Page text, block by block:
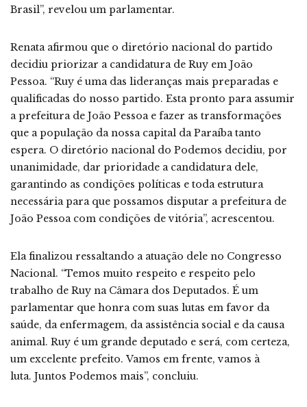
Brasil”, revelou um parlamentar.
Renata afirmou que o diretório nacional do partido
decidiu priorizar a candidatura de Ruy em João
Pessoa. “Ruy é uma das lideranças mais preparadas e
qualificadas do nosso partido. Esta pronto para assumir
a prefeitura de João Pessoa e fazer as transformações
que a população da nossa capital da Paraíba tanto
espera. O diretório nacional do Podemos decidiu, por
unanimidade, dar prioridade a candidatura dele,
garantindo as condições políticas e toda estrutura
necessária para que possamos disputar a prefeitura de
João Pessoa com condições de vitória”, acrescentou.
Ela finalizou ressaltando a atuação dele no Congresso
Nacional. “Temos muito respeito e respeito pelo
trabalho de Ruy na Câmara dos Deputados. É um
parlamentar que honra com suas lutas em favor da
saúde, da enfermagem, da assistência social e da causa
animal. Ruy é um grande deputado e será, com certeza,
um excelente prefeito. Vamos em frente, vamos à
luta. Juntos Podemos mais”, concluiu.